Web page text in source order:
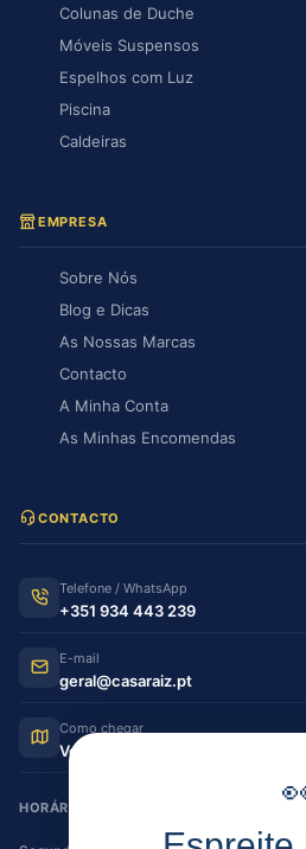
Colunas de Duche
Móveis Suspensos
Espelhos com Luz
Piscina
Caldeiras
EMPRESA
Sobre Nós
Blog e Dicas
As Nossas Marcas
Contacto
A Minha Conta
As Minhas Encomendas
CONTACTO
Telefone / WhatsApp
+351 934 443 239
E-mail
geral@casaraiz.pt
Como chegar
Ver no Google Maps
HORÁRIO DE FUNCIONAMENTO